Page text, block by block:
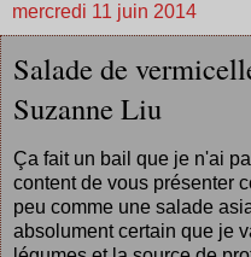
mercredi 11 juin 2014
Salade de
Suzanne Liu
Ça fait un bail que je n'ai
content de vous présenter
peu comme une salade
absolument certain que je